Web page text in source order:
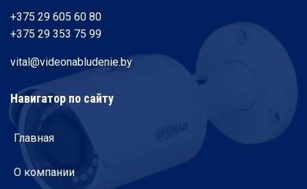
+375 29 605 60 80
+375 29 353 75 99
vital@videonabludenie.by
Навигатор по сайту
Главная
О компании